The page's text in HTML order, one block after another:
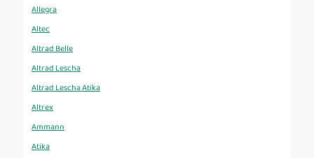
Allegra
Altec
Altrad Belle
Altrad Lescha
Altrad Lescha Atika
Altrex
Ammann
Atika